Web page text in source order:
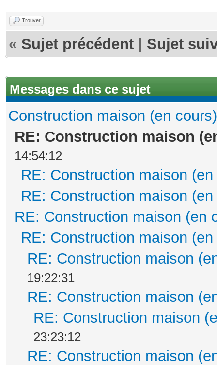
Trouver
« Sujet précédent Sujet
Messages dans ce sujet
Construction maison (en cours)
RE: Construction maison
14:54:12
RE: Construction maison
RE: Construction maison
RE: Construction maison (en
RE: Construction maison
RE: Construction maison
19:22:31
RE: Construction maison
RE: Construction maison
23:23:12
RE: Construction maison